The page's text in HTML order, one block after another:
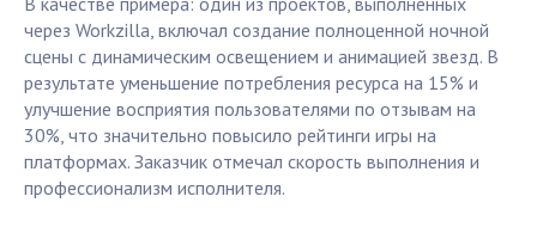
через Workzilla, включал создание полноценной ночной
сцены с динамическим освещением и анимацией звезд. В
результате уменьшение потребления ресурса на 15% и
улучшение восприятия пользователями по отзывам на
30%, что значительно повысило рейтинги игры на
платформах. Заказчик отмечал скорость выполнения и
профессионализм исполнителя.